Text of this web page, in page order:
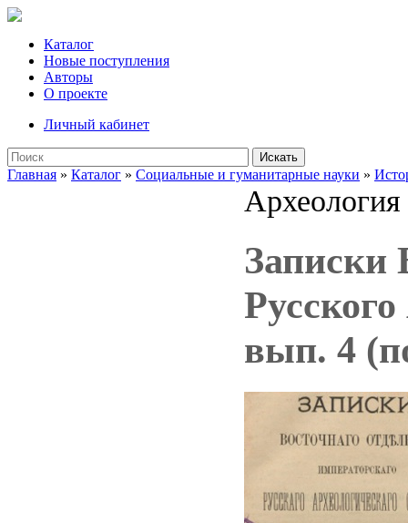
Каталог
Новые поступления
Авторы
О проекте
Личный кабинет
Искать
Главная » Каталог » Социальные и гуманитарные науки »
Археология
Записки
вып. 4